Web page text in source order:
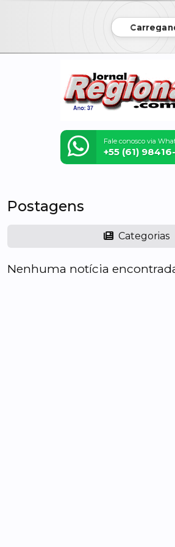
Fale conosco via
+55 (61)
Postagens
Categorias
Nenhuma notícia